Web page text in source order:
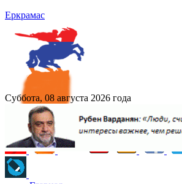
Еркрамас
Суббота, 08 августа 2026 года